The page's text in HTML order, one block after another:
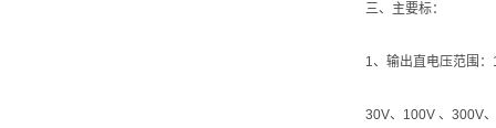
三、主要标：
1、输出直电压范围
30V、100V 、300V